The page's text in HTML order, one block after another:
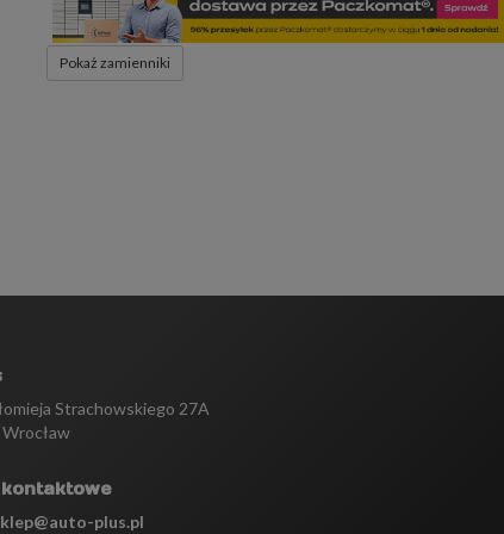
Pokaż zamienniki
Strachowskiego 27A
plus.pl